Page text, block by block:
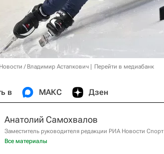
/ Владимир Астапкович Перейти в медиабанк
в МАКС Дзен
Анатолий Самохвалов
Заместитель руководителя редакции РИА Новости Спорт
Все материалы